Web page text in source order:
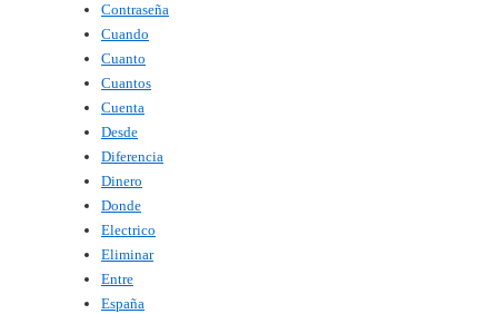
Contraseña
Cuando
Cuanto
Cuantos
Cuenta
Desde
Diferencia
Dinero
Donde
Electrico
Eliminar
Entre
España